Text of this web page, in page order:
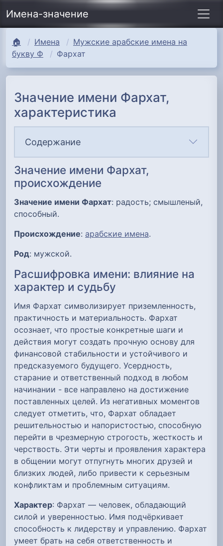
Имена-значение
🏠 Имена
Мужские арабские имена на
букву Ф
Фархат
Значение имени Фархат,
характеристика
Содержание
Значение имени Фархат,
происхождение
Значение имени Фархат: радость; смышленый,
способный.
Происхождение: арабские имена.
Род: мужской.
Расшифровка имени: влияние на
характер и судьбу
Имя Фархат символизирует приземленность,
практичность и материальность. Фархат
осознает, что простые конкретные шаги и
действия могут создать прочную основу для
финансовой стабильности и устойчивого и
предсказуемого будущего. Усердность,
старание и ответственный подход в любом
начинании - все направлено на достижение
поставленных целей. Из негативных моментов
следует отметить, что, Фархат обладает
решительностью и напористостью, способную
перейти в чрезмерную строгость, жесткость и
черствость. Эти черты и проявления характера
в общении могут отпугнуть многих друзей и
близких людей, либо привести к серьезным
конфликтам и проблемным ситуациям.
Характер: Фархат — человек, обладающий
силой и уверенностью. Имя подчёркивает
способность к лидерству и управлению. Фархат
умеет брать на себя ответственность и